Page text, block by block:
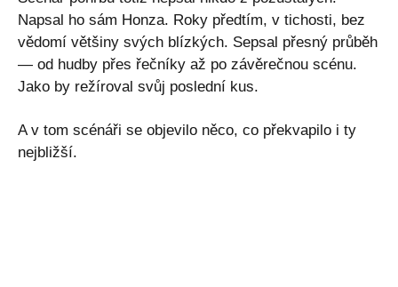
Napsal ho sám Honza. Roky předtím, v tichosti, bez
vědomí většiny svých blízkých. Sepsal přesný průběh
— od hudby přes řečníky až po závěrečnou scénu.
Jako by režíroval svůj poslední kus.
A v tom scénáři se objevilo něco, co překvapilo i ty
nejbližší.